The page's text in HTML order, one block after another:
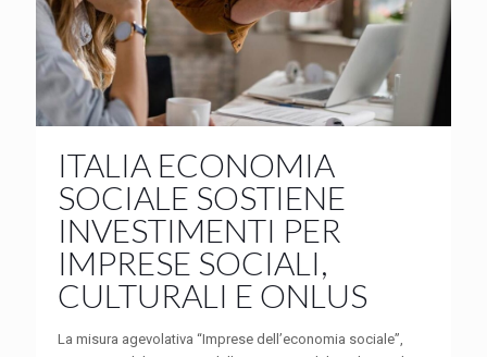
ITALIA ECONOMIA
SOCIALE SOSTIENE
INVESTIMENTI PER
IMPRESE SOCIALI,
CULTURALI E ONLUS
La misura agevolativa “Imprese dell’economia sociale”,